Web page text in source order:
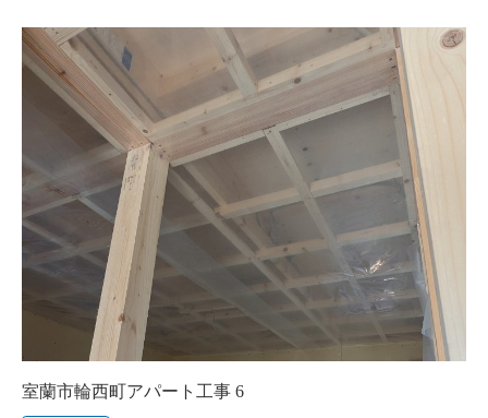
室蘭市輪西町アパート工事 6